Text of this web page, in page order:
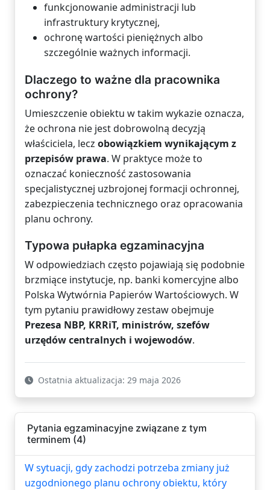
funkcjonowanie administracji lub
infrastruktury krytycznej,
ochronę wartości pieniężnych albo
szczególnie ważnych informacji.
Dlaczego to ważne dla pracownika
ochrony?
Umieszczenie obiektu w takim wykazie oznacza,
że ochrona nie jest dobrowolną decyzją
właściciela, lecz obowiązkiem wynikającym z
przepisów prawa. W praktyce może to
oznaczać konieczność zastosowania
specjalistycznej uzbrojonej formacji ochronnej,
zabezpieczenia technicznego oraz opracowania
planu ochrony.
Typowa pułapka egzaminacyjna
W odpowiedziach często pojawiają się podobnie
brzmiące instytucje, np. banki komercyjne albo
Polska Wytwórnia Papierów Wartościowych. W
tym pytaniu prawidłowy zestaw obejmuje
Prezesa NBP, KRRiT, ministrów, szefów
urzędów centralnych i wojewodów.
Ostatnia aktualizacja: 29 maja 2026
Pytania egzaminacyjne związane z tym
terminem (4)
W sytuacji, gdy zachodzi potrzeba zmiany już
uzgodnionego planu ochrony obiektu, który